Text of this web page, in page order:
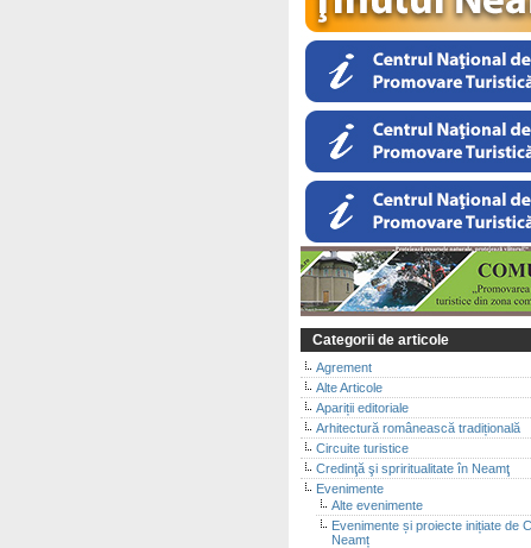
Categorii de articole
Agrement
Alte Articole
Apariții editoriale
Arhitectură românească tradițională
Circuite turistice
Credinţă şi spriritualitate în Neamţ
Evenimente
Alte evenimente
Evenimente și proiecte inițiate de
Neamț